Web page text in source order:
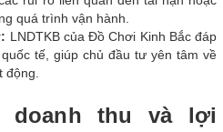
quá trình vận hành.
LNDTKB của Đồ Chơi Kinh Bắc đáp
tế, giúp chủ đầu tư yên tâm về
doanh thu và lợi